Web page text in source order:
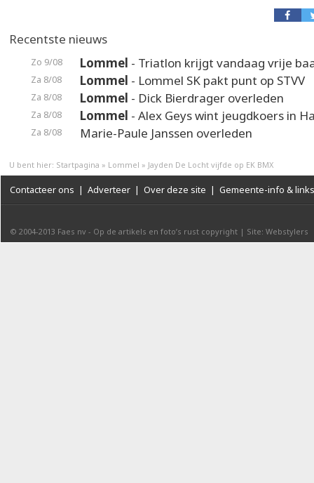
Recentste nieuws
Zo 9/08 Lommel - Triatlon krijgt vandaag vrije
Za 8/08 Lommel - Lommel SK pakt punt op STVV
Za 8/08 Lommel - Dick Bierdrager overleden
Za 8/08 Lommel - Alex Geys wint jeugdkoers in
Za 8/08 Marie-Paule Janssen overleden
U bent hier: Startpagina » Lommel » Jayden De Locht vijfde op EK BMX
Contacteer ons | Adverteer | Over deze site | Gemeente-info & links
© 2004-2013 Faes nv - Op de artikels en foto’s rust copyright | Site: Webstylers